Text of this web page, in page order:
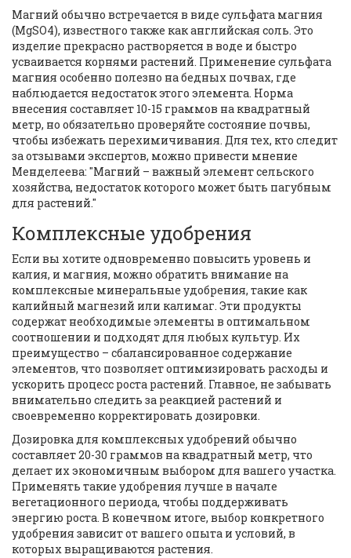
Магний обычно встречается в виде сульфата магния
(MgSO4), известного также как английская соль. Это
изделие прекрасно растворяется в воде и быстро
усваивается корнями растений. Применение сульфата
магния особенно полезно на бедных почвах, где
наблюдается недостаток этого элемента. Норма
внесения составляет 10-15 граммов на квадратный
метр, но обязательно проверяйте состояние почвы,
чтобы избежать перехимичивания. Для тех, кто следит
за отзывами экспертов, можно привести мнение
Менделеева: "Магний – важный элемент сельского
хозяйства, недостаток которого может быть пагубным
для растений."
Комплексные удобрения
Если вы хотите одновременно повысить уровень и
калия, и магния, можно обратить внимание на
комплексные минеральные удобрения, такие как
калийный магнезий или калимаг. Эти продукты
содержат необходимые элементы в оптимальном
соотношении и подходят для любых культур. Их
преимущество – сбалансированное содержание
элементов, что позволяет оптимизировать расходы и
ускорить процесс роста растений. Главное, не забывать
внимательно следить за реакцией растений и
своевременно корректировать дозировки.
Дозировка для комплексных удобрений обычно
составляет 20-30 граммов на квадратный метр, что
делает их экономичным выбором для вашего участка.
Применять такие удобрения лучше в начале
вегетационного периода, чтобы поддерживать
энергию роста. В конечном итоге, выбор конкретного
удобрения зависит от вашего опыта и условий, в
которых выращиваются растения.